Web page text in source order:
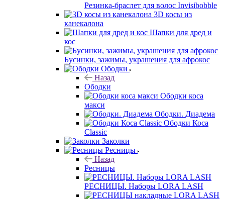
Резинка-браслет для волос Invisibobble
3D косы из
канекалона
Шапки для дред и
кос
Бусинки, зажимы, украшения для афрокос
Ободки
Назад
Ободки
Ободки коса
макси
Ободки. Диадема
Ободки Коса
Classic
Заколки
Ресницы
Назад
Ресницы
РЕСНИЦЫ. Наборы LORA LASH